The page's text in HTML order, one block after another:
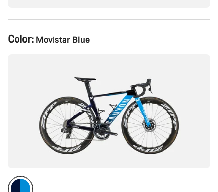
Configuración
del
Color: Movistar Blue